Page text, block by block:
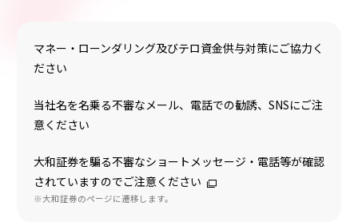
マネー・ローンダリング及びテロ資金供与対策にご協力く
ださい
当社名を名乗る不審なメール、電話での勧誘、SNSにご注
意ください
大和証券を騙る不審なショートメッセージ・電話等が確認
されていますのでご注意ください
※大和証券のページに遷移します。